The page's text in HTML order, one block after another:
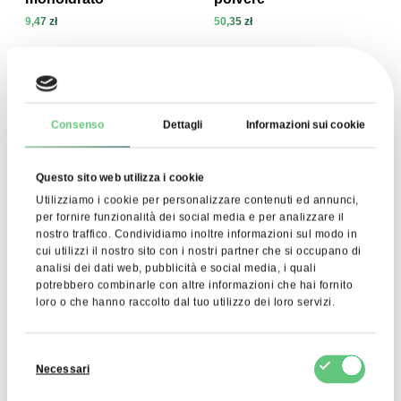
Consenso Dettagli Informazioni sui cookie
Questo sito web utilizza i cookie
Utilizziamo i cookie per personalizzare contenuti ed annunci,
per fornire funzionalità dei social media e per analizzare il
nostro traffico. Condividiamo inoltre informazioni sul modo in
cui utilizzi il nostro sito con i nostri partner che si occupano di
analisi dei dati web, pubblicità e social media, i quali
potrebbero combinarle con altre informazioni che hai fornito
loro o che hanno raccolto dal tuo utilizzo dei loro servizi.
delNecessari
Visualizza prodotto
9,47 zł Visualizza prodotto
50,35 zł
Kataifi Dough Roasted
46,12 zł
Semi di Chia
20,50 zł
Acquista gli ingredienti per